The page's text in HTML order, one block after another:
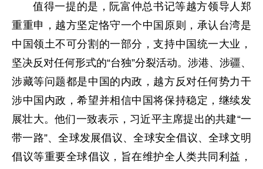
值得一提的是，阮富仲总书记等越方领导人郑
重重申，越方坚定恪守一个中国原则，承认台湾是
中国领土不可分割的一部分，支持中国统一大业，
坚决反对任何形式的“台独”分裂活动。涉港、涉疆、
涉藏等问题都是中国的内政，越方反对任何势力干
涉中国内政，希望并相信中国将保持稳定，继续发
展壮大。他们一致表示，习近平主席提出的共建“一
带一路”、全球发展倡议、全球安全倡议、全球文明
倡议等重要全球倡议，旨在维护全人类共同利益，